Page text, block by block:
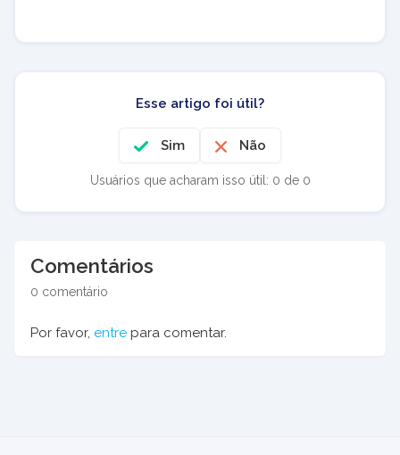
Esse artigo foi útil?
Sim Não
Usuários que acharam isso útil: 0 de 0
Comentários
0 comentário
Por favor, entre para comentar.